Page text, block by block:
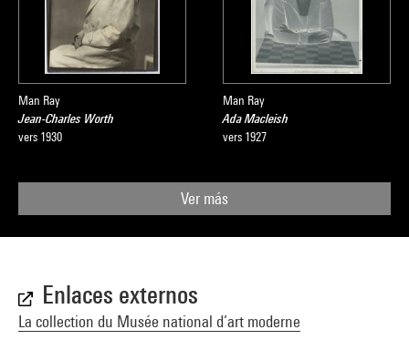
Man Ray
Jean-Charles Worth
vers 1930
Man Ray
Ada Macleish
vers 1927
Ver más
Enlaces externos
La collection du Musée national d’art moderne